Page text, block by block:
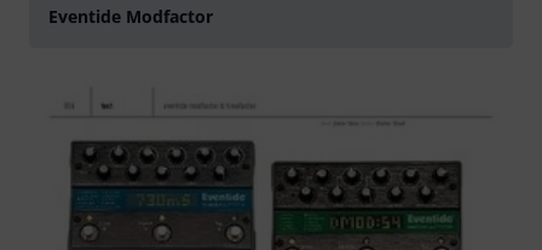
Eventide Modfactor